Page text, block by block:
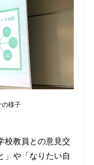
の様子
校教員との意見交
」や「なりたい自